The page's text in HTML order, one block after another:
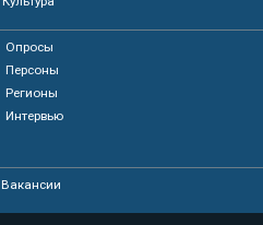
Опросы
Персоны
Регионы
Интервью
Вакансии